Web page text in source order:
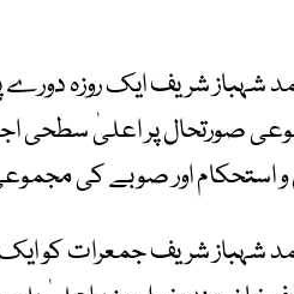
شہباز شریف ایک روزہ دورے
صورتحال پر اعلیٰ سطحی
و استحکام اور صوبے کی
شہباز شریف جمعرات کو ایک